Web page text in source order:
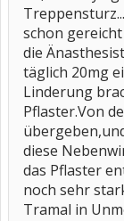
schon
die
täglich 20mg
Linderung
Pflaster.Von
diese
das Pflaster
noch sehr
Tramal in